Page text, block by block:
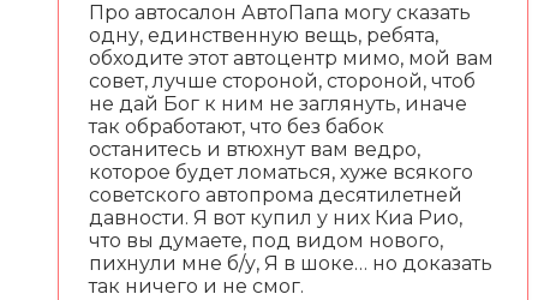
Про автосалон АвтоПапа могу сказать
одну, единственную вещь, ребята,
обходите этот автоцентр мимо, мой вам
совет, лучше стороной, стороной, чтоб
не дай Бог к ним не заглянуть, иначе
так обработают, что без бабок
останитесь и втюхнут вам ведро,
которое будет ломаться, хуже всякого
советского автопрома десятилетней
давности. Я вот купил у них Киа Рио,
что вы думаете, под видом нового,
пихнули мне б/у, Я в шоке… но доказать
так ничего и не смог.